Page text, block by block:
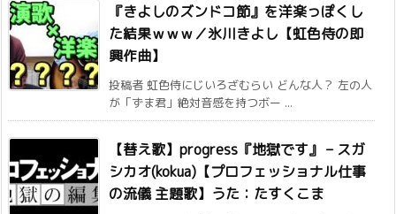
『きよしのズンドコ節』を洋楽っぽくし
た結果ｗｗｗ／氷川きよし【虹色侍の即
興作曲】
投稿者 虹色侍にじいろざむらい どんな人？ 左の人
が「ずま君」絶対音感を持つボー ...
【替え歌】progress『地獄です』 – スガ
シカオ(kokua)【プロフェッショナル仕事
の流儀 主題歌】うた：たすくこま